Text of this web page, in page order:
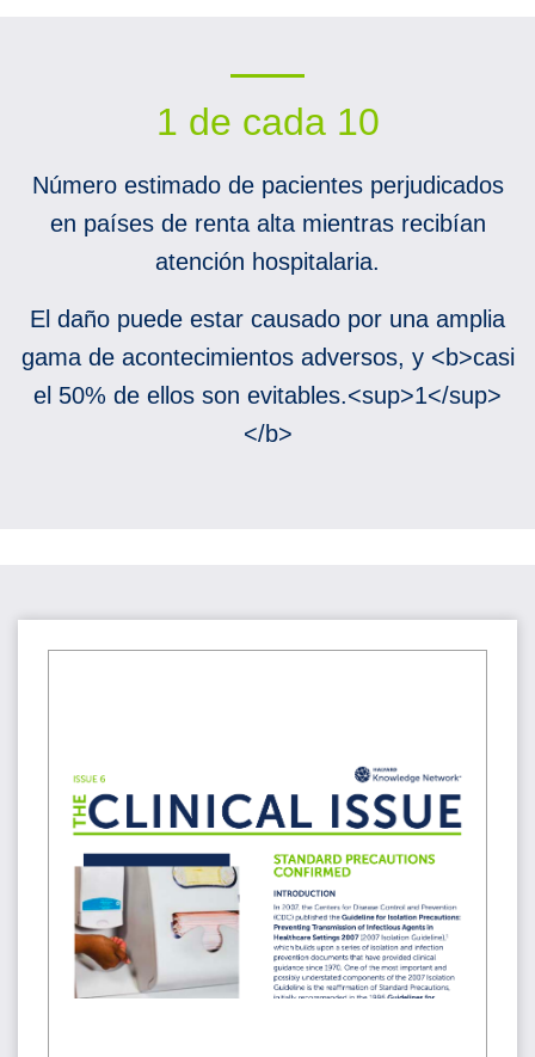
1 de cada 10
Número estimado de pacientes perjudicados
en países de renta alta mientras recibían
atención hospitalaria.
El daño puede estar causado por una amplia
gama de acontecimientos adversos, y <b>casi
el 50% de ellos son evitables.<sup>1</sup>
</b>